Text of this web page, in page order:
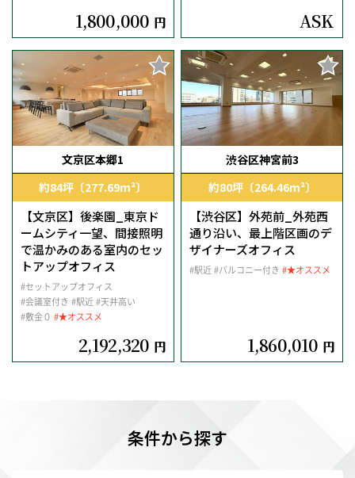
1,800,000 円 ASK
文京区本郷1
約84坪〔277.69m²〕
【文京区】後楽園_東京ド
ームシティ一望、間接照明
で温かみのある室内のセッ
トアップオフィス
#セットアップオフィス
#会議室付き #駅近 #天井高い
#敷金０ #★オススメ
2,192,320 円
渋谷区神宮前3
約80坪〔264.46m²〕
【渋谷区】外苑前_外苑西
通り沿い、最上階区画のデ
ザイナーズオフィス
#駅近 #バルコニー付き #★オススメ
1,860,010 円
条件から探す